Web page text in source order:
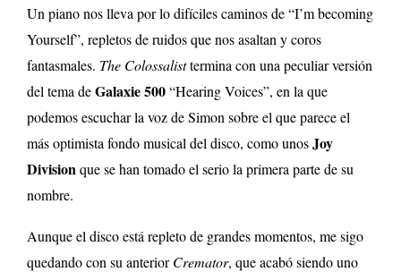
Un piano nos lleva por lo difíciles caminos de “I’m becoming
Yourself”, repletos de ruidos que nos asaltan y coros
fantasmales. The Colossalisttermina con una peculiar versión
del tema deGalaxie 500“Hearing Voices”, en la que
podemos escuchar la voz de Simon sobre el que parece el
más optimista fondo musical del disco, como unosJoy
Divisionque se han tomado el serio la primera parte de su
nombre.
Aunque el disco está repleto de grandes momentos, me sigo
quedando con su anteriorCremator, que acabó siendo uno